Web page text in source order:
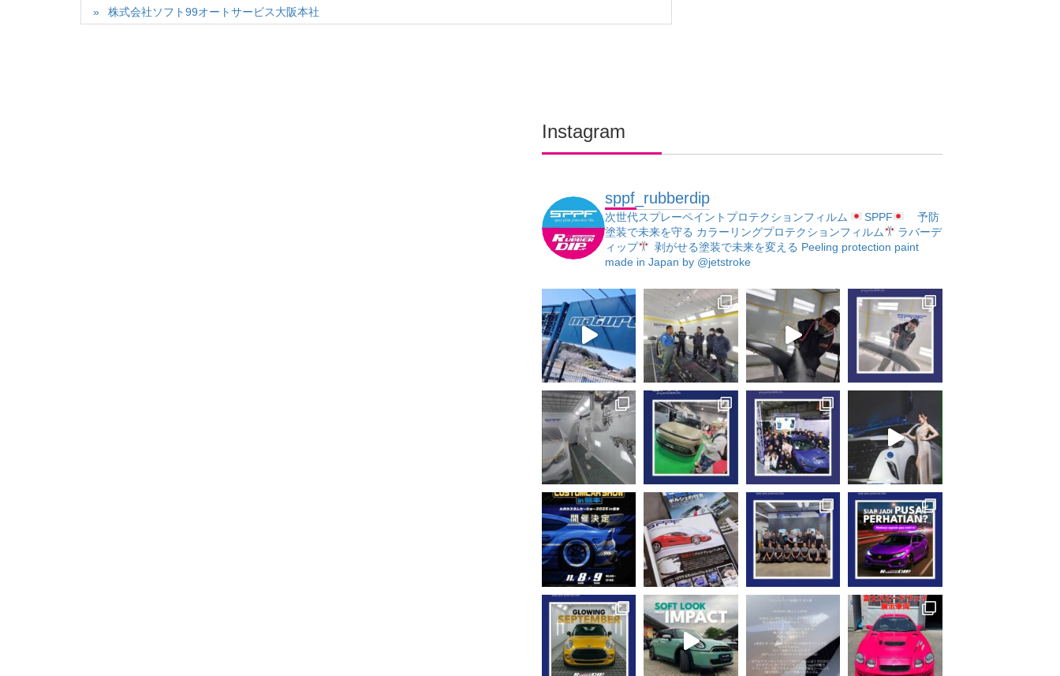
株式会社ソフト99オートサービス大阪本社
Instagram
sppf_rubberdip
次世代スプレーペイントプロテクションフィルム SPPF
予防
塗装で未来を守る カラーリングプロテクションフィルム
ラバーデ
ィップ
剥がせる塗装で未来を変える Peeling protection paint
made in Japan by @jetstroke